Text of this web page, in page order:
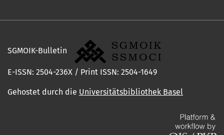
SGMOIK-Bulletin
E-ISSN: 2504-236X / Print ISSN: 2504-1649
Gehostet durch die Universitätsbibliothek Basel